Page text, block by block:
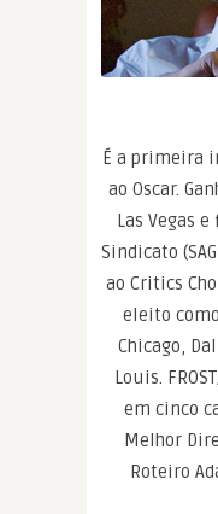
É a primeira
ao Oscar.
Las Vegas
Sindicato
ao Critics
eleito
Chicago,
Louis.
em cinco
Melhor
Roteiro